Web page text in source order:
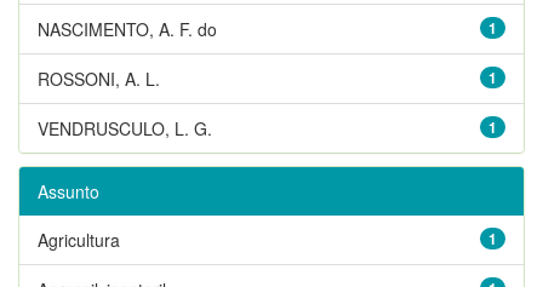
1
NASCIMENTO, A. F. do
1
ROSSONI, A. L.
1
VENDRUSCULO, L. G.
Assunto
1
Agricultura